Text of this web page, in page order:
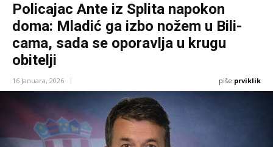
Policajac Ante iz Splita napokon
doma: Mladić ga izbo nožem u Bili­
cama, sada se oporavlja u krugu
obitelji
16 Januara, 2026 piše:prviklik